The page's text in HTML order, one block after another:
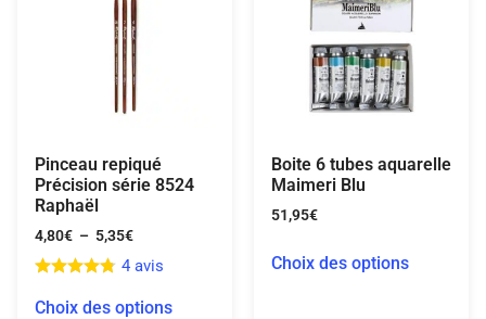
Pinceau repiqué
Précision série 8524
Raphaël
4,80€ – 5,35€
4 avis
Choix des options
Boite 6 tubes aquarelle
Maimeri Blu
51,95€
Choix des options